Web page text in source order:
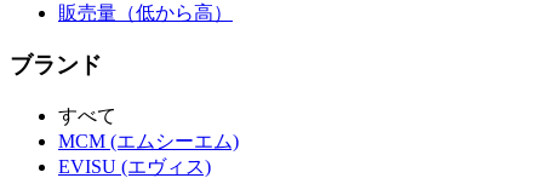
販売量（低から高）
ブランド
すべて
MCM (エムシーエム)
EVISU (エヴィス)